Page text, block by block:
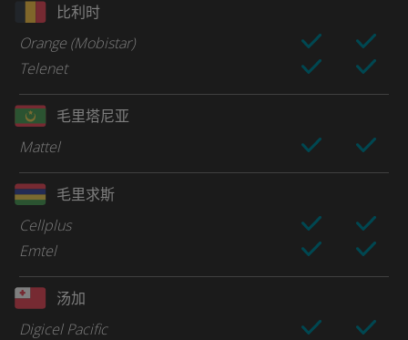
比利时
Orange (Mobistar)
Telenet
毛里塔尼亚
Mattel
毛里求斯
Cellplus
Emtel
汤加
Digicel Pacific